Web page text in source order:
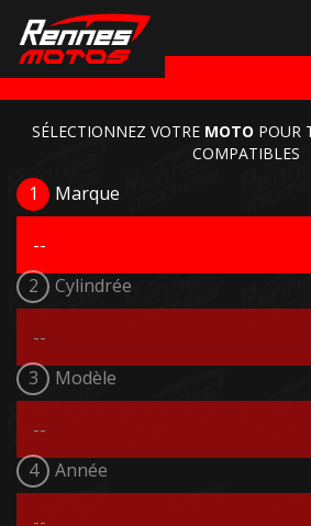
SÉLECTIONNEZ VOTRE MOTO POUR
COMPATIBLES
1 Marque
2 Cylindrée
3 Modèle
4 Année